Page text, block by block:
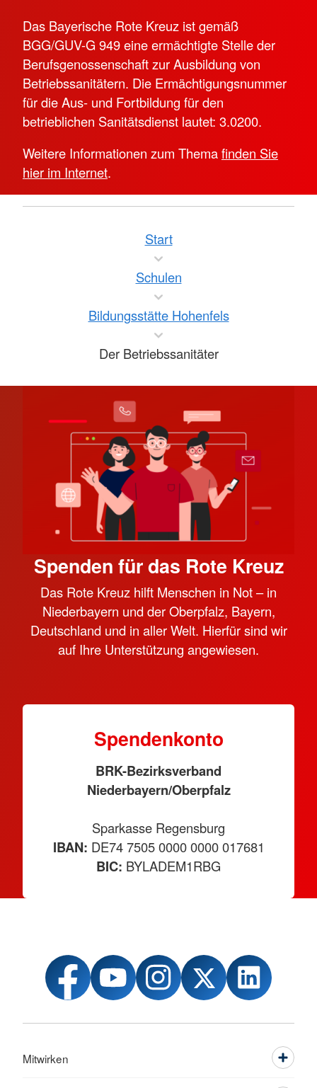
Das Bayerische Rote Kreuz ist gemäß
BGG/GUV-G 949 eine ermächtigte Stelle der
Berufsgenossenschaft zur Ausbildung von
Betriebssanitätern. Die Ermächtigungsnummer
für die Aus- und Fortbildung für den
betrieblichen Sanitätsdienst lautet: 3.0200.
Weitere Informationen zum Themafinden Sie
hier im Internet.
Start
Schulen
Bildungsstätte Hohenfels
Der Betriebssanitäter
Spenden für das Rote Kreuz
Das Rote Kreuz hilft Menschen in Not – in
Niederbayern und der Oberpfalz, Bayern,
Deutschland und in aller Welt. Hierfür sind wir
auf Ihre Unterstützung angewiesen.
Spendenkonto
BRK-Bezirksverband
Niederbayern/Oberpfalz
Sparkasse Regensburg
IBAN: DE74 7505 0000 0000 017681
BIC: BYLADEM1RBG
Mitwirken